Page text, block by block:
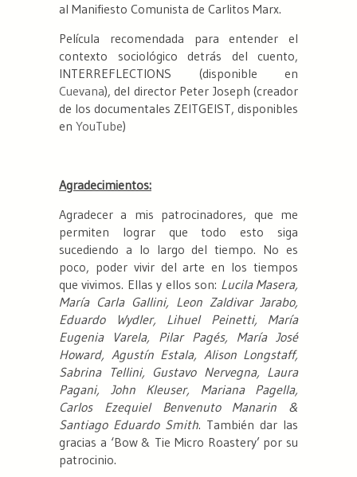
al Manifiesto Comunista de Carlitos Marx.
Película recomendada para entender el
contexto sociológico detrás del cuento,
INTERREFLECTIONS (disponible en
Cuevana), del director Peter Joseph (creador
de los documentales ZEITGEIST, disponibles
en YouTube)
Agradecimientos:
Agradecer a mis patrocinadores, que me
permiten lograr que todo esto siga
sucediendo a lo largo del tiempo. No es
poco, poder vivir del arte en los tiempos
que vivimos. Ellas y ellos son: Lucila Masera,
María Carla Gallini, Leon Zaldivar Jarabo,
Eduardo Wydler, Lihuel Peinetti, María
Eugenia Varela, Pilar Pagés, María José
Howard, Agustín Estala, Alison Longstaff,
Sabrina Tellini, Gustavo Nervegna, Laura
Pagani, John Kleuser, Mariana Pagella,
Carlos Ezequiel Benvenuto Manarin &
Santiago Eduardo Smith. También dar las
gracias a ‘Bow & Tie Micro Roastery’ por su
patrocinio.